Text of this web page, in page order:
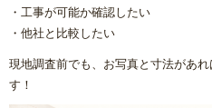
電気温水器
エコキュート
・工事が可能か確認したい
・他社と比較したい
現地調査前でも、お写真と寸法があ
す！